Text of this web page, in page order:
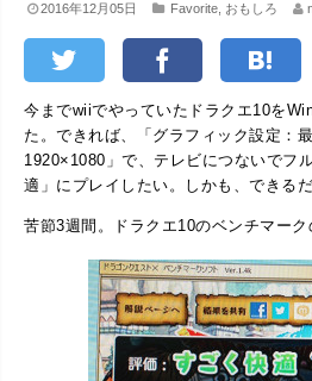
2016年12月05日 Favorite, おもしろ
今までwiiでやっていたドラクエ10を
た。できれば、「グラフィック設定：
1920×1080」で、テレビにつないでフ
適」にプレイしたい。しかも、できるだ
苦節3週間。ドラクエ10のベンチマーク